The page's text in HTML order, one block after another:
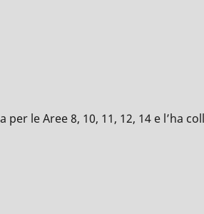
le Aree 8, 10, 11, 12, 14 e l’ha